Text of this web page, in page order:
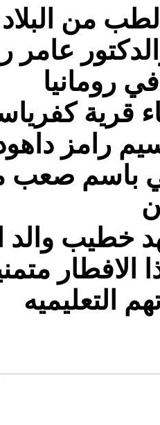
من
عامر
قرية
رامز
باسم صعب
خطيب والد